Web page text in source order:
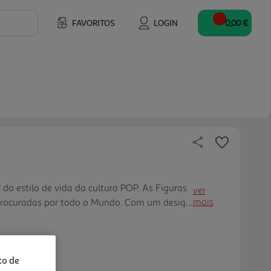
FAVORITOS LOGIN 0,00 €
estilo de vida da cultura POP. As Figuras
por todo o Mundo. Com um design
ficam bem em qualquer canto; com alta
ver
mais
de